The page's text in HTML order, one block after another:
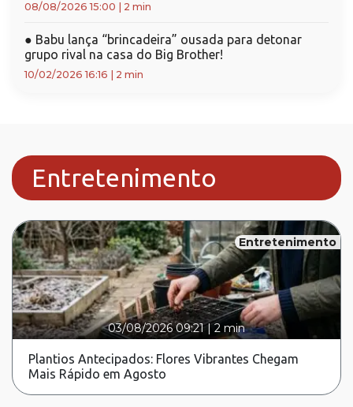
08/08/2026 15:00 2 min
● Babu lança “brincadeira” ousada para detonar
grupo rival na casa do Big Brother!
10/02/2026 16:16 2 min
Entretenimento
Entretenimento
03/08/2026 09:21|2 min
Plantios Antecipados: Flores Vibrantes Chegam
Mais Rápido em Agosto